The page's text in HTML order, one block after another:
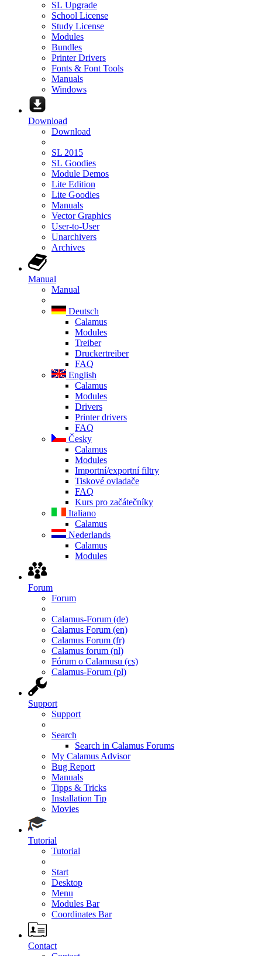
SL Upgrade
School License
Study License
Modules
Bundles
Printer Drivers
Fonts & Font Tools
Manuals
Windows
Download
Download
SL 2015
SL Goodies
Module Demos
Lite Edition
Lite Goodies
Manuals
Vector Graphics
User-to-User
Unarchivers
Archives
Manual
Manual
Deutsch
Calamus
Modules
Treiber
Druckertreiber
FAQ
English
Calamus
Modules
Drivers
Printer drivers
FAQ
Česky
Calamus
Modules
Importní/exportní filtry
Tiskové ovladače
FAQ
Kurs pro začátečníky
Italiano
Calamus
Nederlands
Calamus
Modules
Forum
Forum
Calamus-Forum (de)
Calamus Forum (en)
Calamus Forum (fr)
Calamus forum (nl)
Fórum o Calamusu (cs)
Calamus-Forum (pl)
Support
Support
Search
Search in Calamus Forums
My Calamus Advisor
Bug Report
Manuals
Tipps & Tricks
Installation Tip
Movies
Tutorial
Tutorial
Start
Desktop
Menu
Modules Bar
Coordinates Bar
Contact